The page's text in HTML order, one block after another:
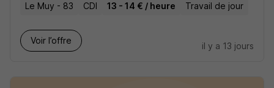
Le Muy - 83 CDI 13 - 14 € / heure Travail de jour
Voir l’offre
il y a 13 jours